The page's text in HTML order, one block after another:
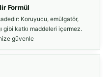
Formül
Koruyucu, emülgatör,
gibi katkı maddeleri içermez.
güvenle